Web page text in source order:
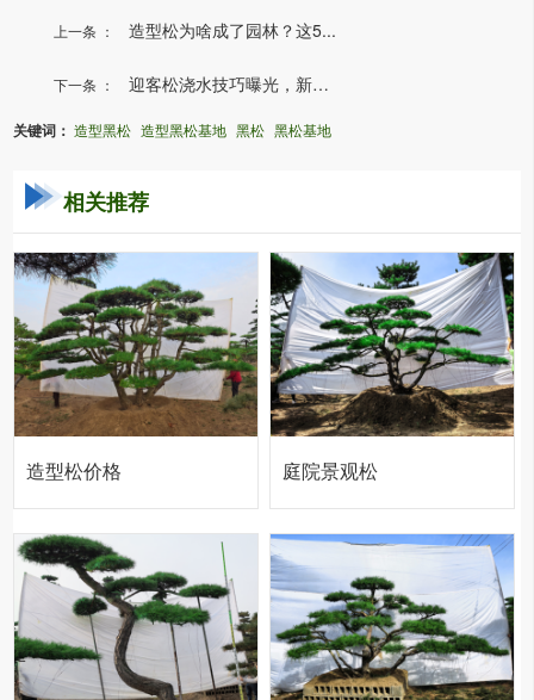
上一条 ： 造型松为啥成了园林？这5...
下一条 ： 迎客松浇水技巧曝光，新手...
关键词：造型黑松 造型黑松基地 黑松 黑松基地
相关推荐
造型松价格 庭院景观松